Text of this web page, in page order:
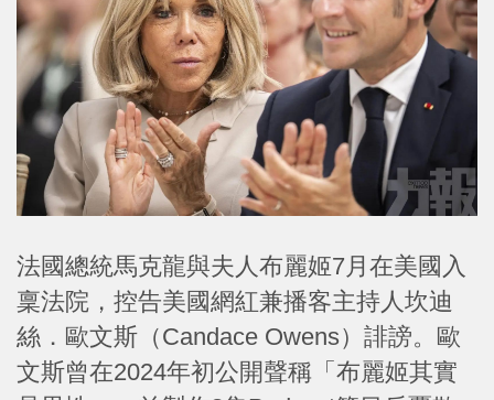
法國總統馬克龍與夫人布麗姬7月在美國入
稟法院，控告美國網紅兼播客主持人坎迪
絲．歐文斯（Candace Owens）誹謗。歐
文斯曾在2024年初公開聲稱「布麗姬其實